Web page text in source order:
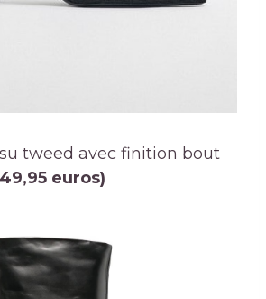
tweed avec finition bout
euros)